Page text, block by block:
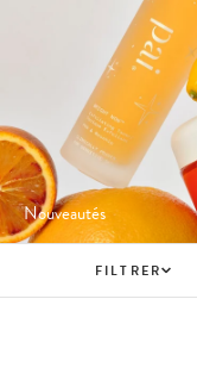
Nouveautés
FILTRER